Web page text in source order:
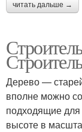
читать дальше →
Дерево —
вполне можно
подходящие
высоте в